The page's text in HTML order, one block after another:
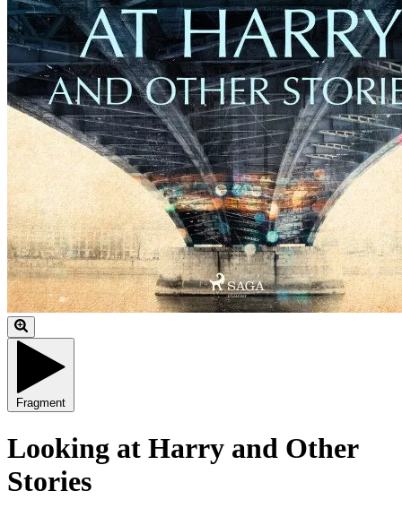
Fragment
Looking at Harry and Other
Stories